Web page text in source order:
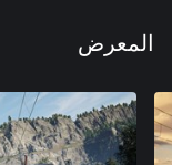
المعرض